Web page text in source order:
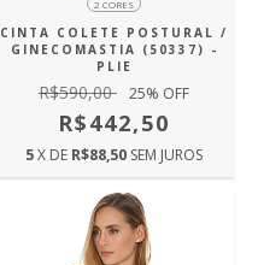
2 CORES
CINTA COLETE POSTURAL /
GINECOMASTIA (50337) -
PLIE
R$590,00 25% OFF
R$442,50
5X DE R$88,50 SEM JUROS